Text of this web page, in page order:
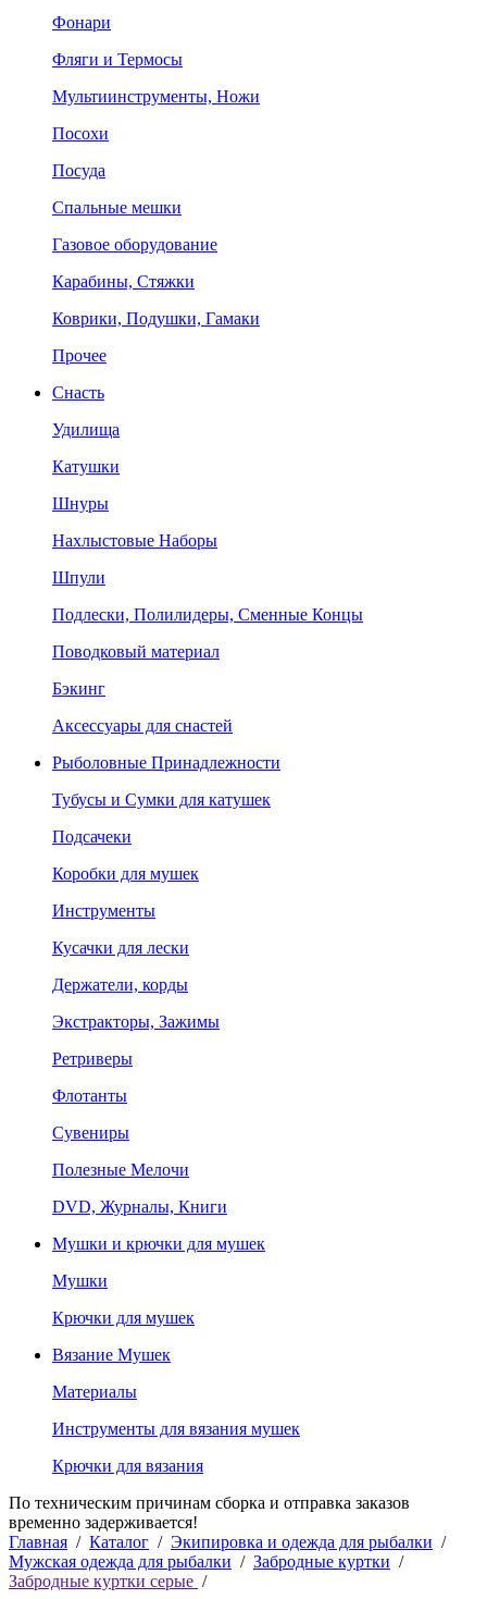
Фонари
Фляги и Термосы
Мультиинструменты, Ножи
Посохи
Посуда
Спальные мешки
Газовое оборудование
Карабины, Стяжки
Коврики, Подушки, Гамаки
Прочее
Снасть
Удилища
Катушки
Шнуры
Нахлыстовые Наборы
Шпули
Подлески, Полилидеры, Сменные Концы
Поводковый материал
Бэкинг
Аксессуары для снастей
Рыболовные Принадлежности
Тубусы и Сумки для катушек
Подсачеки
Коробки для мушек
Инструменты
Кусачки для лески
Держатели, корды
Экстракторы, Зажимы
Ретриверы
Флотанты
Сувениры
Полезные Мелочи
DVD, Журналы, Книги
Мушки и крючки для мушек
Мушки
Крючки для мушек
Вязание Мушек
Материалы
Инструменты для вязания мушек
Крючки для вязания
По техническим причинам сборка и отправка заказов
временно задерживается!
Главная / Каталог / Экипировка и одежда для рыбалки /
Мужская одежда для рыбалки / Забродные куртки /
Забродные куртки серые /